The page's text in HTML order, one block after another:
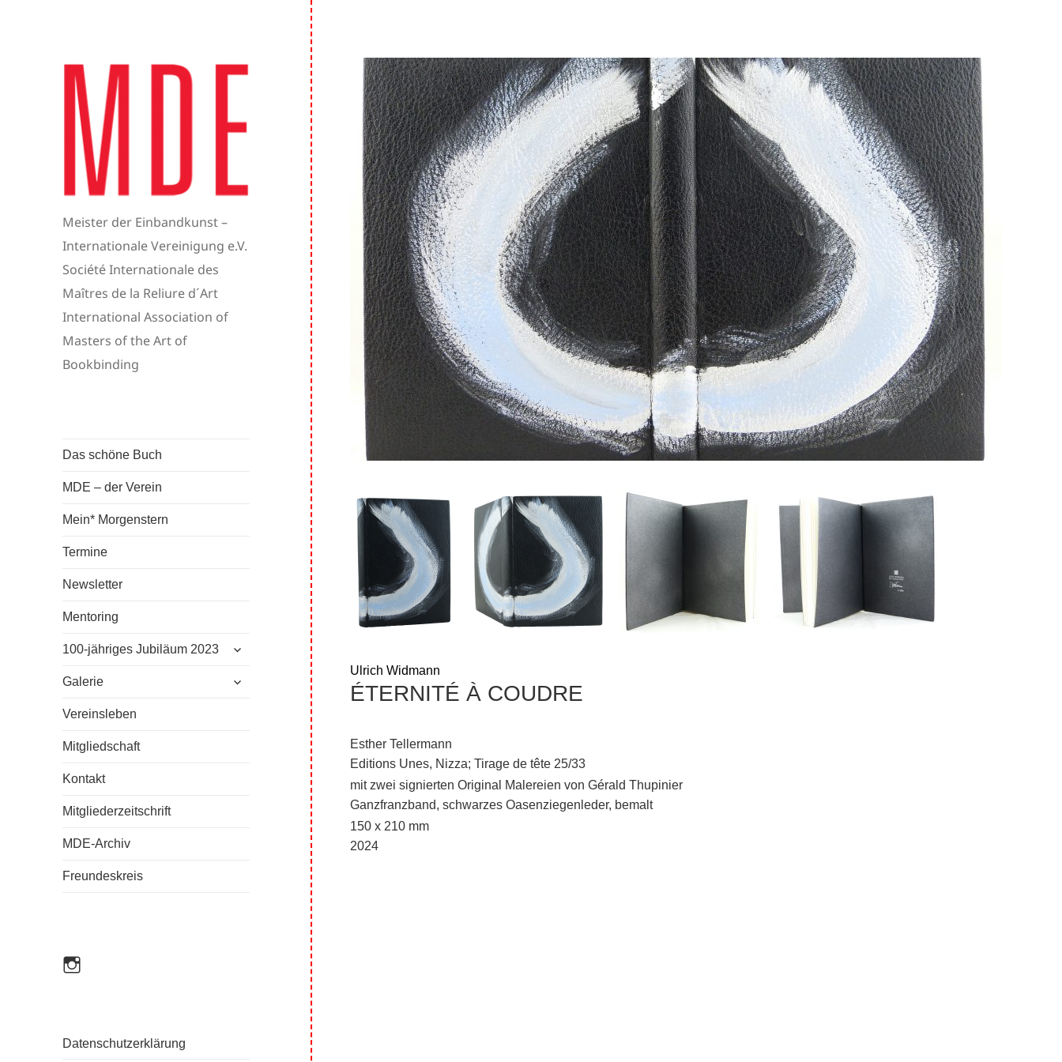
Meister der Einbandkunst –
Internationale Vereinigung e.V.
Société Internationale des
Maîtres de la Reliure d´Art
International Association of
Masters of the Art of
Bookbinding
Das schöne Buch
MDE – der Verein
Mein* Morgenstern
Termine
Newsletter
Mentoring
100-jähriges Jubiläum 2023
untermenü
Galerie
untermenü
Vereinsleben
Mitgliedschaft
Kontakt
Mitgliederzeitschrift
MDE-Archiv
Freundeskreis
mde_einbandkunst
Datenschutzerklärung
Ulrich Widmann
ÉTERNITÉ À COUDRE
Esther Tellermann
Editions Unes, Nizza; Tirage de tête 25/33
mit zwei signierten Original Malereien von Gérald Thupinier
Ganzfranzband, schwarzes Oasenziegenleder, bemalt
150 x 210 mm
2024